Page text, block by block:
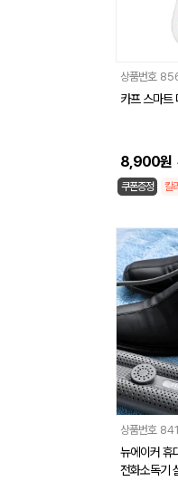
상품번호
카프 스마트
8,900원
쿠폰증정 칼
상품번호
뉴에이커 휴
전화소독기